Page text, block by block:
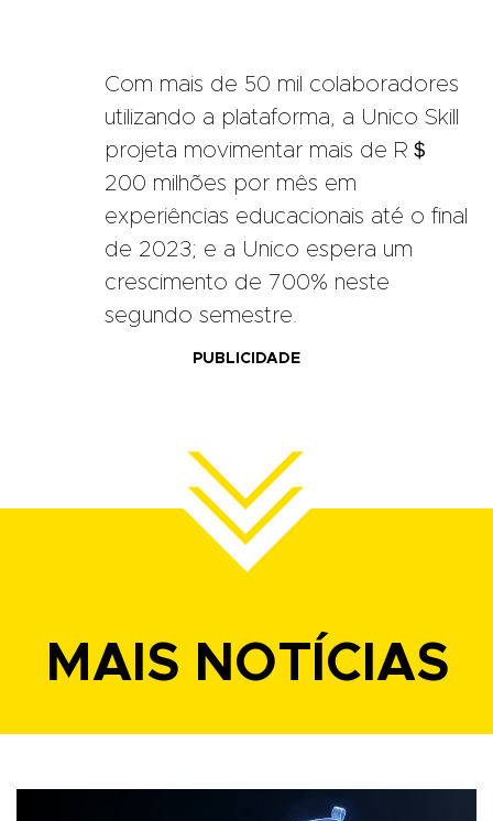
Com mais de 50 mil colaboradores
utilizando a plataforma, a Unico Skill
projeta movimentar mais de R＄
200 milhões por mês em
experiências educacionais até o final
de 2023; e a Unico espera um
crescimento de 700% neste
segundo semestre.
PUBLICIDADE
MAIS NOTÍCIAS